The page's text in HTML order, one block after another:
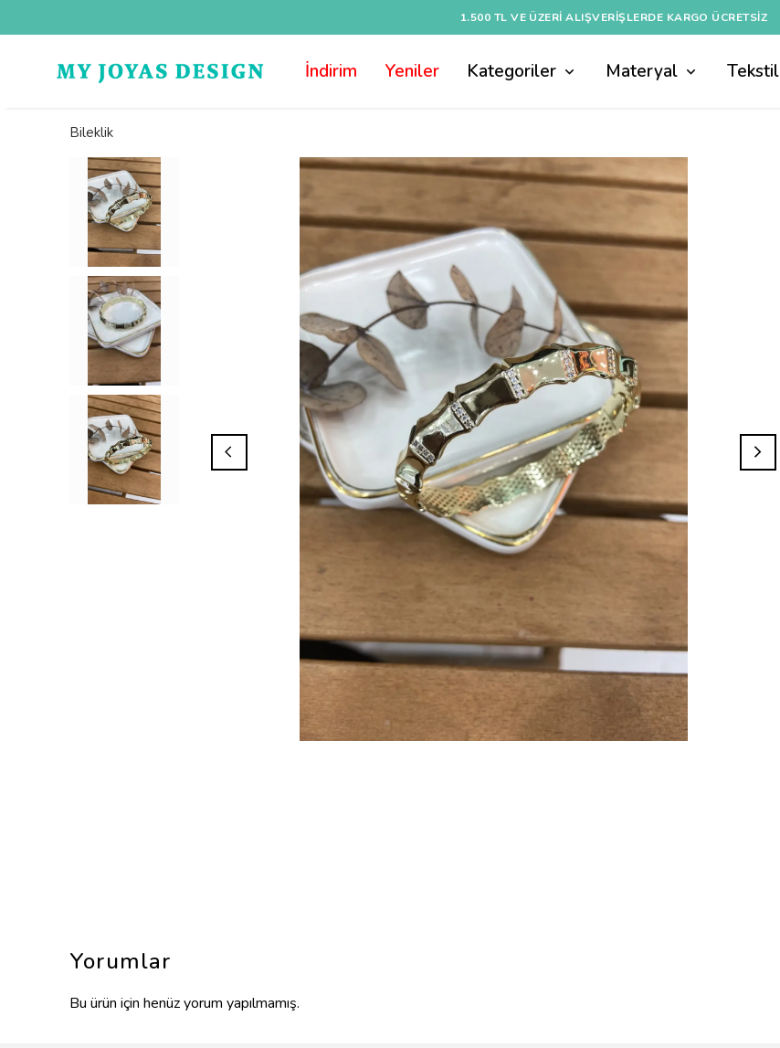
1.500 TL VE ÜZERI ALIŞVERIŞLERDE KARGO ÜCRETSİZ
İndirim Yeniler Kategoriler Materyal Tekstil
Bileklik
Yorumlar
Bu ürün için henüz yorum yapılmamış.